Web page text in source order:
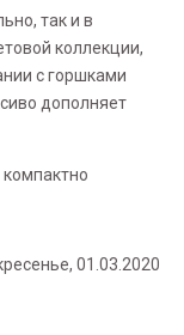
так и в
коллекции,
с горшками
дополняет
01.03.2020